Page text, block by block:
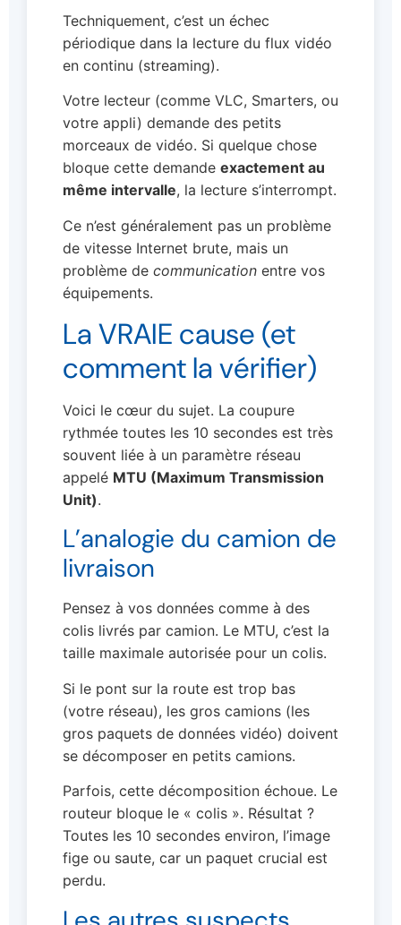
Techniquement, c’est un échec
périodique dans la lecture du flux vidéo
en continu (streaming).
Votre lecteur (comme VLC, Smarters, ou
votre appli) demande des petits
morceaux de vidéo. Si quelque chose
bloque cette demande exactement au
même intervalle, la lecture s’interrompt.
Ce n’est généralement pas un problème
de vitesse Internet brute, mais un
problème de communication entre vos
équipements.
La VRAIE cause (et
comment la vérifier)
Voici le cœur du sujet. La coupure
rythmée toutes les 10 secondes est très
souvent liée à un paramètre réseau
appelé MTU (Maximum Transmission
Unit).
L’analogie du camion de
livraison
Pensez à vos données comme à des
colis livrés par camion. Le MTU, c’est la
taille maximale autorisée pour un colis.
Si le pont sur la route est trop bas
(votre réseau), les gros camions (les
gros paquets de données vidéo) doivent
se décomposer en petits camions.
Parfois, cette décomposition échoue. Le
routeur bloque le « colis ». Résultat ?
Toutes les 10 secondes environ, l’image
fige ou saute, car un paquet crucial est
perdu.